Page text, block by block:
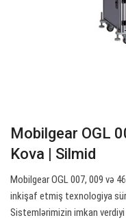
Mobilgear OGL
Kova | Silmid
Mobilgear OGL 007, 009 və
inkişaf etmiş texnologiya
Sistemlərimizin imkan